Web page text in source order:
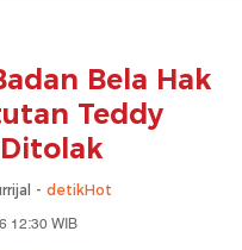
Bela Hak
Teddy
- detikHot
12:30 WIB